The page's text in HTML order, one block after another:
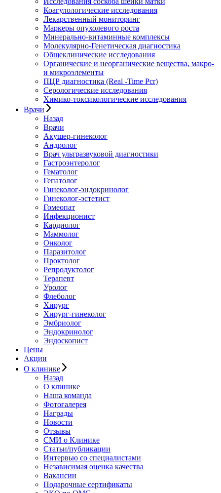
Коагулологические исследования
Лекарственный мониторинг
Маркеры опухолевого роста
Минерально-витаминные комплексы
Молекулярно-Генетическая диагностика
Общеклинические исследования
Органические и неорганические вещества, макро-
и микроэлементы
ПЦР диагностика (Real -Time Pcr)
Серологические исследования
Химико-токсикологические исследования
Врачи
Назад
Врачи
Акушер-гинеколог
Андролог
Врач ультразвуковой диагностики
Гастроэнтеролог
Гематолог
Гепатолог
Гинеколог-эндокринолог
Гинеколог-эстетист
Гомеопат
Инфекционист
Кардиолог
Маммолог
Онколог
Паразитолог
Проктолог
Репродуктолог
Терапевт
Уролог
Флеболог
Хирург
Хирург-гинеколог
Эмбриолог
Эндокринолог
Эндоскопист
Цены
Акции
О клинике
Назад
О клинике
Наша команда
Фотогалерея
Награды
Новости
Отзывы
СМИ о Клинике
Статьи/публикации
Интервью со специалистами
Независимая оценка качества
Вакансии
Подарочные сертификаты